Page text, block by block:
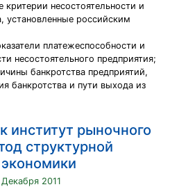
несостоятельности и
установленные российским
платежеспособности и
несостоятельного предприятия;
банкротства предприятий,
банкротства и пути выхода из
институт рыночного
структурной
2011